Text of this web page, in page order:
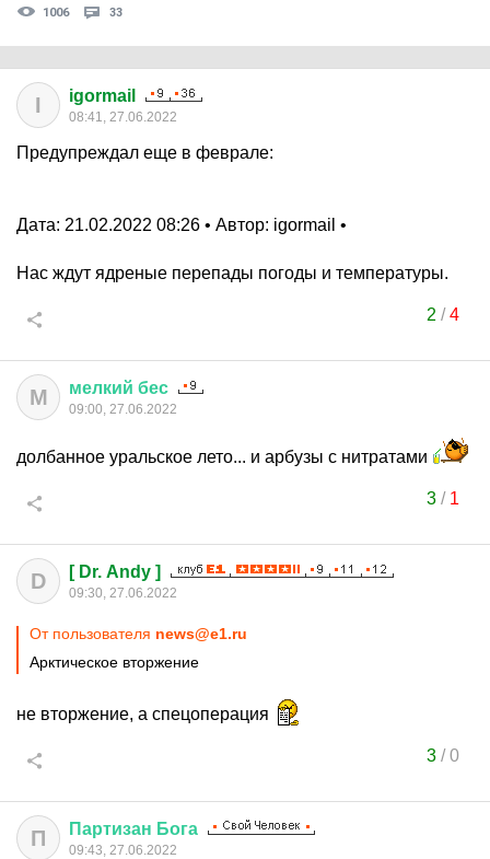
1006 33
I igormail
08:41, 27.06.2022
Предупреждал еще в феврале:
Дата: 21.02.2022 08:26 • Автор: igormail •
Нас ждут ядреные перепады погоды и температуры.
2 /4
М мелкий бес
09:00, 27.06.2022
долбанное уральское лето... и арбузы с нитратами
3/ 1
D [ Dr. Andy ]
09:30, 27.06.2022
От пользователя news@e1.ru
Арктическое вторжение
не вторжение, а спецоперация
3/0
П Партизан Бога
09:43, 27.06.2022